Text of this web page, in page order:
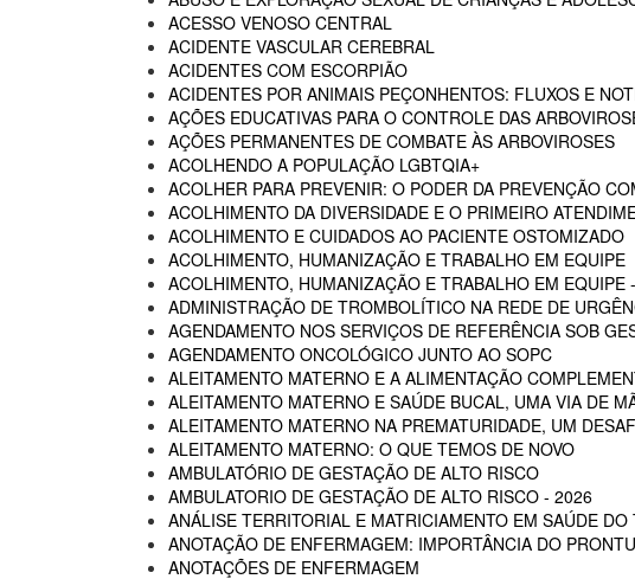
ACESSO VENOSO CENTRAL
ACIDENTE VASCULAR CEREBRAL
ACIDENTES COM ESCORPIÃO
ACIDENTES POR ANIMAIS PEÇONHENTOS: FLUXOS E
AÇÕES EDUCATIVAS PARA O CONTROLE DAS
AÇÕES PERMANENTES DE COMBATE ÀS ARBOVIROSES
ACOLHENDO A POPULAÇÃO LGBTQIA+
ACOLHER PARA PREVENIR: O PODER DA PREVENÇÃO
ACOLHIMENTO DA DIVERSIDADE E O PRIMEIRO
ACOLHIMENTO E CUIDADOS AO PACIENTE OSTOMIZADO
ACOLHIMENTO, HUMANIZAÇÃO E TRABALHO EM EQUIPE
ACOLHIMENTO, HUMANIZAÇÃO E TRABALHO EM EQUIPE
ADMINISTRAÇÃO DE TROMBOLÍTICO NA REDE DE
AGENDAMENTO NOS SERVIÇOS DE REFERÊNCIA SOB
AGENDAMENTO ONCOLÓGICO JUNTO AO SOPC
ALEITAMENTO MATERNO E A ALIMENTAÇÃO
ALEITAMENTO MATERNO E SAÚDE BUCAL, UMA VIA DE
ALEITAMENTO MATERNO NA PREMATURIDADE, UM
ALEITAMENTO MATERNO: O QUE TEMOS DE NOVO
AMBULATÓRIO DE GESTAÇÃO DE ALTO RISCO
AMBULATORIO DE GESTAÇÃO DE ALTO RISCO - 2026
ANÁLISE TERRITORIAL E MATRICIAMENTO EM SAÚDE
ANOTAÇÃO DE ENFERMAGEM: IMPORTÂNCIA DO
ANOTAÇÕES DE ENFERMAGEM